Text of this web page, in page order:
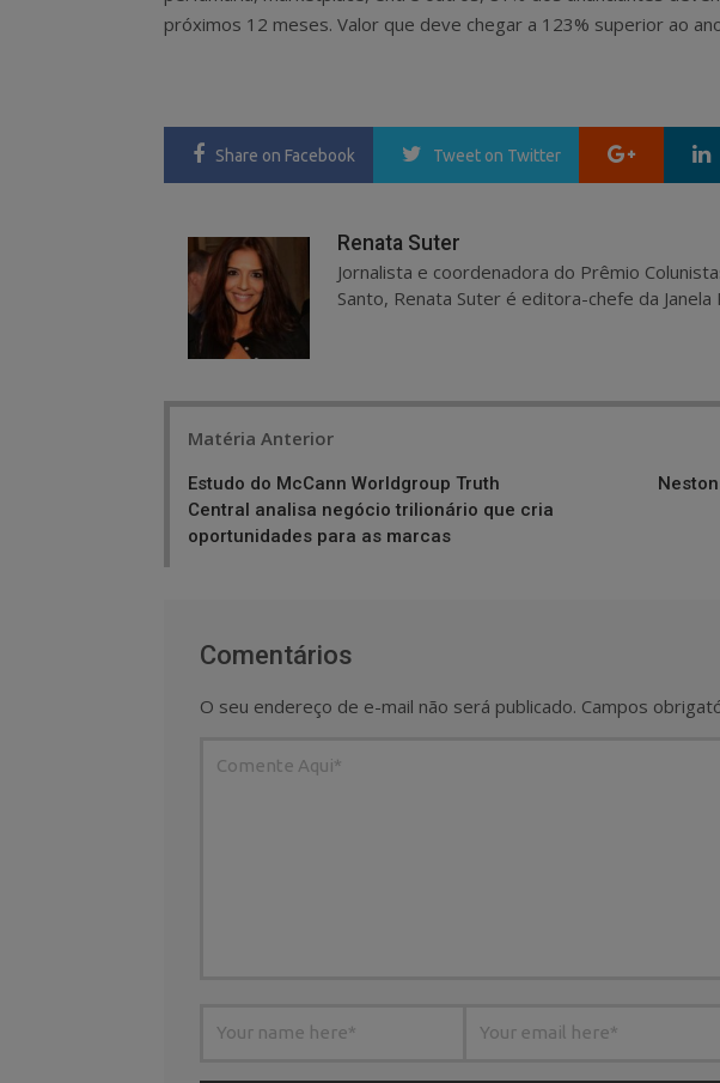
próximos 12 meses. Valor que deve chegar a 123% superior ao
Share on Facebook Tweet on Twitter Google+
Renata Suter
Jornalista e coordenadora do Prêmio
Santo, Renata Suter é editora-chefe da Janela
Matéria Anterior
Estudo do McCann Worldgroup Truth
Central analisa negócio trilionário que cria
oportunidades para as marcas
Comentários
O seu endereço de e-mail não será publicado. Campos